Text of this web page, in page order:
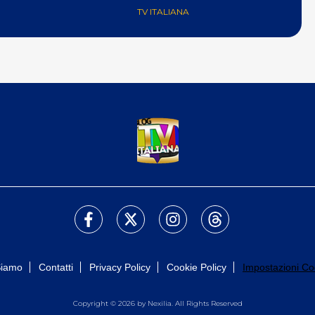
TV ITALIANA
Contatti Privacy Policy Cookie Policy Impostazioni
Copyright © 2026 by Nexilia. All Rights Reserved